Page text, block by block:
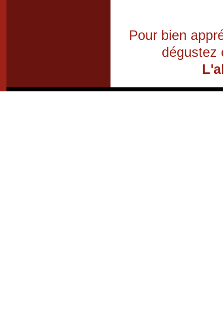
Pour bien
dégustez